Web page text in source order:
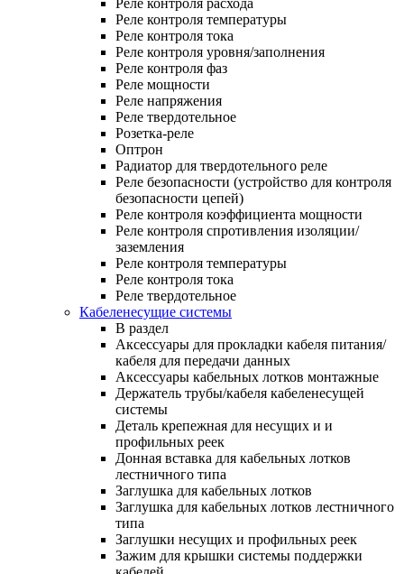
Реле контроля температуры
Реле контроля тока
Реле контроля уровня/заполнения
Реле контроля фаз
Реле мощности
Реле напряжения
Реле твердотельное
Розетка-реле
Оптрон
Радиатор для твердотельного реле
Реле безопасности (устройство для контроля
безопасности цепей)
Реле контроля коэффициента мощности
Реле контроля спротивления изоляции/
заземления
Реле контроля температуры
Реле контроля тока
Реле твердотельное
Кабеленесущие системы
В раздел
Аксессуары для прокладки кабеля питания/
кабеля для передачи данных
Аксессуары кабельных лотков монтажные
Держатель трубы/кабеля кабеленесущей
системы
Деталь крепежная для несущих и и
профильных реек
Донная вставка для кабельных лотков
лестничного типа
Заглушка для кабельных лотков
Заглушка для кабельных лотков лестничного
типа
Заглушки несущих и профильных реек
Зажим для крышки системы поддержки